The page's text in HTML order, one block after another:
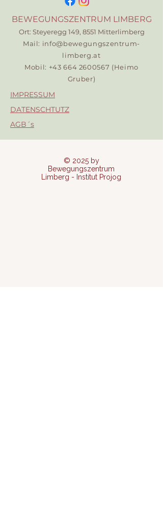
BEWEGUNGSZENTRUM LIMBERG
​Ort: Steyeregg 149, 8551 Mitterlimberg
Mail: info@bewegungszentrum-
limberg.at
Mobil: +43 664 2600567 (Heimo
Gruber)
IMPRESSUM
DATENSCHTUTZ
AGB´s
© 2025 by
Bewegungszentrum
Limberg - Institut Projog